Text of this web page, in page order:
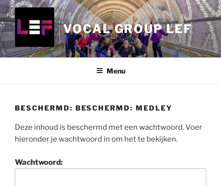
Ga
naar
de
inhoud
VOCAL GROUP LEF
Menu
BESCHERMD: BESCHERMD: MEDLEY
Deze inhoud is beschermd met een wachtwoord. Voer
hieronder je wachtwoord in om het te bekijken.
Wachtwoord: